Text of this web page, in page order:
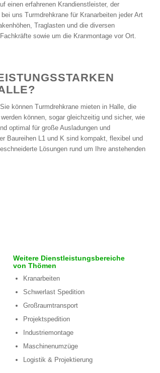
einen erfahrenen Krandienstleister, der
uns Turmdrehkrane für Kranarbeiten jeder Art
Traglasten und die diversen
sowie um die Kranmontage vor Ort.
können Turmdrehkrane mieten in Halle, die
können, sogar gleichzeitig und sicher, wie
optimal für große Ausladungen und
Baureihen L1 und K sind kompakt, flexibel und
Lösungen rund um Ihre anstehenden
Weitere Dienstleistungsbereiche
von Thömen
Kranarbeiten
Schwerlast Spedition
Großraumtransport
Projektspedition
Industriemontage
Maschinenumzüge
Logistik & Projektierung